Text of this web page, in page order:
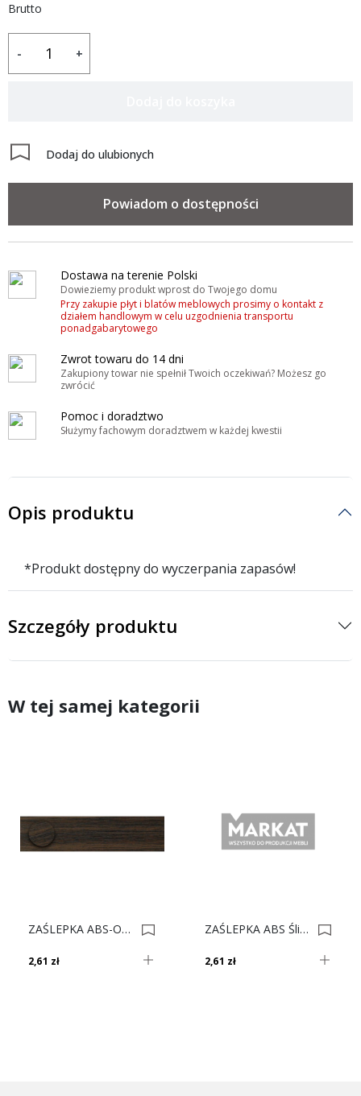
Brutto
- +
Dodaj do ulubionych
Powiadom o dostępności
Dostawa na terenie Polski
Dowieziemy produkt wprost do Twojego domu
Przy zakupie płyt i blatów meblowych prosimy o kontakt z
działem handlowym w celu uzgodnienia transportu
ponadgabarytowego
Zwrot towaru do 14 dni
Zakupiony towar nie spełnił Twoich oczekiwań? Możesz go
zwrócić
Pomoc i doradztwo
Służymy fachowym doradztwem w każdej kwestii
Opis produktu
*Produkt dostępny do wyczerpania zapasów!
Szczegóły produktu
W tej samej kategorii
ZAŚLEPKA ABS-OW 4030 Dąb Korzenny *** 0015128
2,61 zł
ZAŚLEPKA ABS Śliwa ****** 2608 0004233
2,61 zł